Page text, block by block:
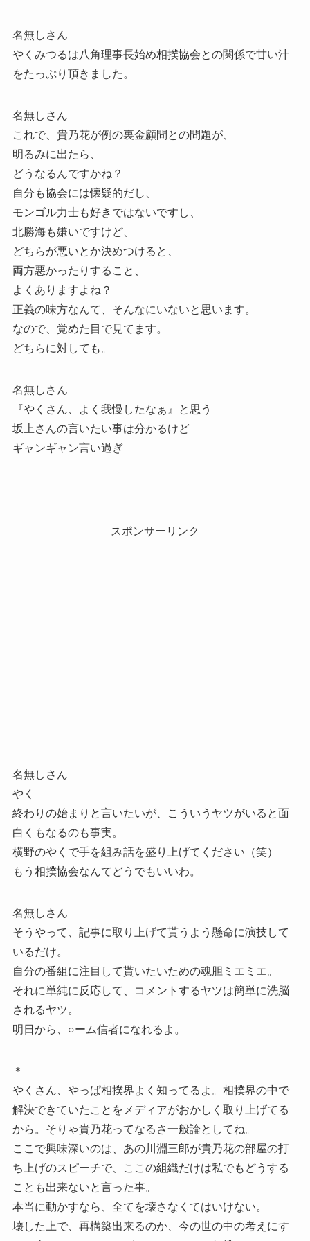
名無しさん
やくみつるは八角理事長始め相撲協会との関係で甘い汁
をたっぷり頂きました。
名無しさん
これで、貴乃花が例の裏金顧問との問題が、
明るみに出たら、
どうなるんですかね？
自分も協会には懐疑的だし、
モンゴル力士も好きではないですし、
北勝海も嫌いですけど、
どちらが悪いとか決めつけると、
両方悪かったりすること、
よくありますよね？
正義の味方なんて、そんなにいないと思います。
なので、覚めた目で見てます。
どちらに対しても。
名無しさん
『やくさん、よく我慢したなぁ』と思う
坂上さんの言いたい事は分かるけど
ギャンギャン言い過ぎ
スポンサーリンク
名無しさん
やく
終わりの始まりと言いたいが、こういうヤツがいると面
白くもなるのも事実。
横野のやくで手を組み話を盛り上げてください（笑）
もう相撲協会なんてどうでもいいわ。
名無しさん
そうやって、記事に取り上げて貰うよう懸命に演技して
いるだけ。
自分の番組に注目して貰いたいための魂胆ミエミエ。
それに単純に反応して、コメントするヤツは簡単に洗脳
されるヤツ。
明日から、○ーム信者になれるよ。
＊
やくさん、やっぱ相撲界よく知ってるよ。相撲界の中で
解決できていたことをメディアがおかしく取り上げてる
から。そりゃ貴乃花ってなるさ一般論としてね。
ここで興味深いのは、あの川淵三郎が貴乃花の部屋の打
ち上げのスピーチで、ここの組織だけは私でもどうする
ことも出来ないと言った事。
本当に動かすなら、全てを壊さなくてはいけない。
壊した上で、再構築出来るのか、今の世の中の考えにす